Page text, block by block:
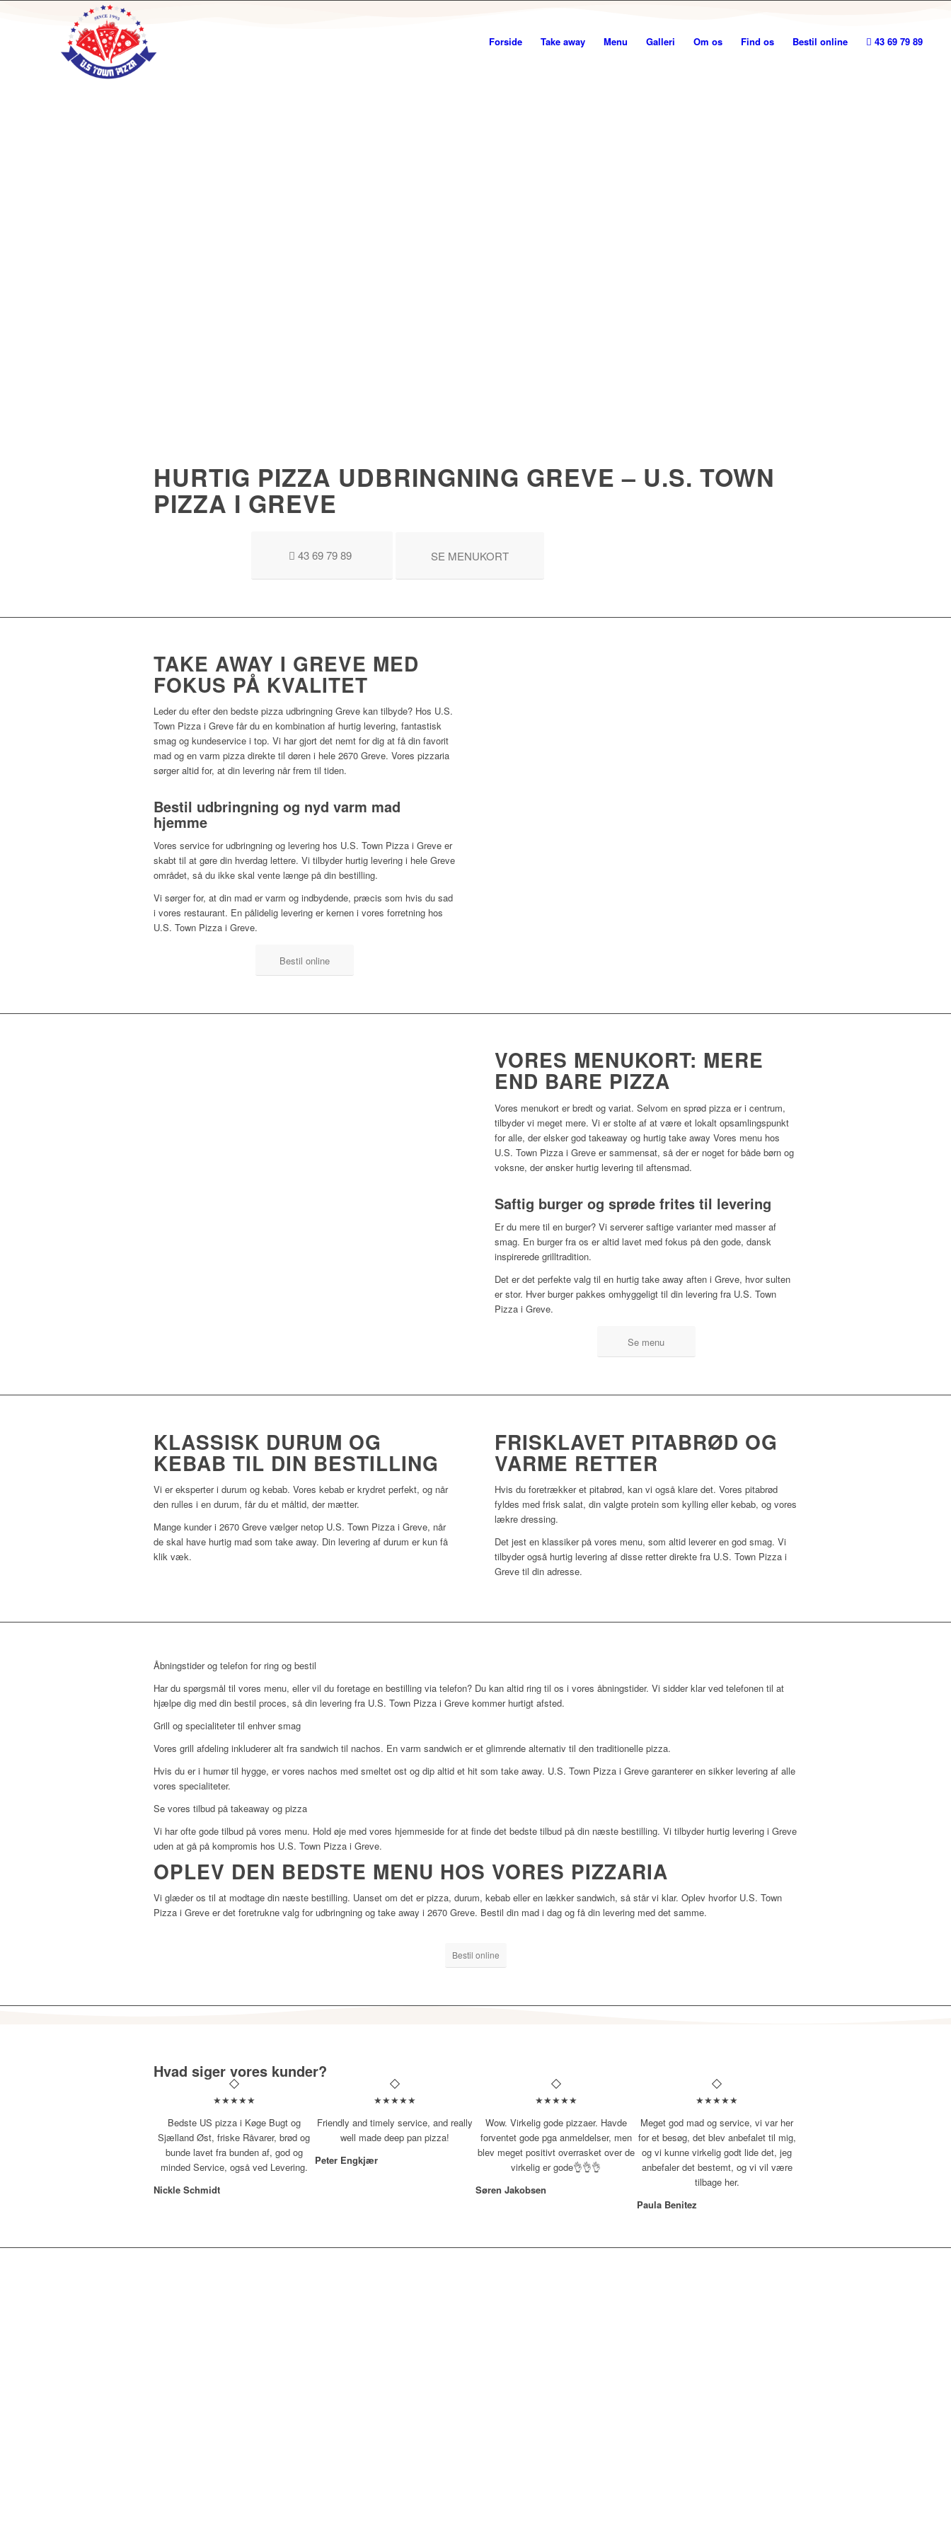
Forside Take away Menu Galleri Om os Find os Bestil online 43 69 79 89
HURTIG PIZZA UDBRINGNING GREVE – U.S. TOWN
PIZZA I GREVE
43 69 79 89 SE MENUKORT
TAKE AWAY I GREVE MED
FOKUS PÅ KVALITET
Leder du efter den bedste pizza udbringning Greve kan tilbyde? Hos U.S.
Town Pizza i Greve får du en kombination af hurtig levering, fantastisk
smag og kundeservice i top. Vi har gjort det nemt for dig at få din favorit
mad og en varm pizza direkte til døren i hele 2670 Greve. Vores pizzaria
sørger altid for, at din levering når frem til tiden.
Bestil udbringning og nyd varm mad
hjemme
Vores service for udbringning og levering hos U.S. Town Pizza i Greve er
skabt til at gøre din hverdag lettere. Vi tilbyder hurtig levering i hele Greve
området, så du ikke skal vente længe på din bestilling.
Vi sørger for, at din mad er varm og indbydende, præcis som hvis du sad
i vores restaurant. En pålidelig levering er kernen i vores forretning hos
U.S. Town Pizza i Greve.
Bestil online
VORES MENUKORT: MERE
END BARE PIZZA
Vores menukort er bredt og variat. Selvom en sprød pizza er i centrum,
tilbyder vi meget mere. Vi er stolte af at være et lokalt opsamlingspunkt
for alle, der elsker god takeaway og hurtig take away Vores menu hos
U.S. Town Pizza i Greve er sammensat, så der er noget for både børn og
voksne, der ønsker hurtig levering til aftensmad.
Saftig burger og sprøde frites til levering
Er du mere til en burger? Vi serverer saftige varianter med masser af
smag. En burger fra os er altid lavet med fokus på den gode, dansk
inspirerede grilltradition.
Det er det perfekte valg til en hurtig take away aften i Greve, hvor sulten
er stor. Hver burger pakkes omhyggeligt til din levering fra U.S. Town
Pizza i Greve.
Se menu
KLASSISK DURUM OG
KEBAB TIL DIN BESTILLING
Vi er eksperter i durum og kebab. Vores kebab er krydret perfekt, og når
den rulles i en durum, får du et måltid, der mætter.
Mange kunder i 2670 Greve vælger netop U.S. Town Pizza i Greve, når
de skal have hurtig mad som take away. Din levering af durum er kun få
klik væk.
FRISKLAVET PITABRØD OG
VARME RETTER
Hvis du foretrækker et pitabrød, kan vi også klare det. Vores pitabrød
fyldes med frisk salat, din valgte protein som kylling eller kebab, og vores
lækre dressing.
Det jest en klassiker på vores menu, som altid leverer en god smag. Vi
tilbyder også hurtig levering af disse retter direkte fra U.S. Town Pizza i
Greve til din adresse.
Åbningstider og telefon for ring og bestil
Har du spørgsmål til vores menu, eller vil du foretage en bestilling via telefon? Du kan altid ring til os i vores åbningstider. Vi sidder klar ved telefonen til at
hjælpe dig med din bestil proces, så din levering fra U.S. Town Pizza i Greve kommer hurtigt afsted.
Grill og specialiteter til enhver smag
Vores grill afdeling inkluderer alt fra sandwich til nachos. En varm sandwich er et glimrende alternativ til den traditionelle pizza.
Hvis du er i humør til hygge, er vores nachos med smeltet ost og dip altid et hit som take away. U.S. Town Pizza i Greve garanterer en sikker levering af alle
vores specialiteter.
Se vores tilbud på takeaway og pizza
Vi har ofte gode tilbud på vores menu. Hold øje med vores hjemmeside for at finde det bedste tilbud på din næste bestilling. Vi tilbyder hurtig levering i Greve
uden at gå på kompromis hos U.S. Town Pizza i Greve.
OPLEV DEN BEDSTE MENU HOS VORES PIZZARIA
Vi glæder os til at modtage din næste bestilling. Uanset om det er pizza, durum, kebab eller en lækker sandwich, så står vi klar. Oplev hvorfor U.S. Town
Pizza i Greve er det foretrukne valg for udbringning og take away i 2670 Greve. Bestil din mad i dag og få din levering med det samme.
Bestil online
Hvad siger vores kunder?
★★★★★
Bedste US pizza i Køge Bugt og
Sjælland Øst, friske Råvarer, brød og
bunde lavet fra bunden af, god og
minded Service, også ved Levering.
Nickle Schmidt
★★★★★
Friendly and timely service, and really
well made deep pan pizza!
Peter Engkjær
★★★★★
Wow. Virkelig gode pizzaer. Havde
forventet gode pga anmeldelser, men
blev meget positivt overrasket over de
virkelig er gode👌👌👌
Søren Jakobsen
★★★★★
Meget god mad og service, vi var her
for et besøg, det blev anbefalet til mig,
og vi kunne virkelig godt lide det, jeg
anbefaler det bestemt, og vi vil være
tilbage her.
Paula Benitez